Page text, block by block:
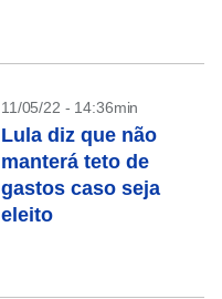
11/05/22 - 14:36min
Lula diz que não
manterá teto de
gastos caso seja
eleito